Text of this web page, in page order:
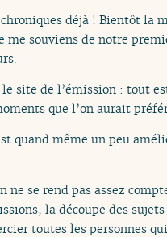
déjà ! Bientôt la
souviens de notre
site de l’émission : tout
que l’on aurait
quand même un peu
ne se rend pas assez
la découpe des
toutes les personnes